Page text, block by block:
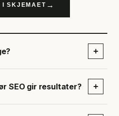
I SKJEMAET →
+
SEO gir resultater? +